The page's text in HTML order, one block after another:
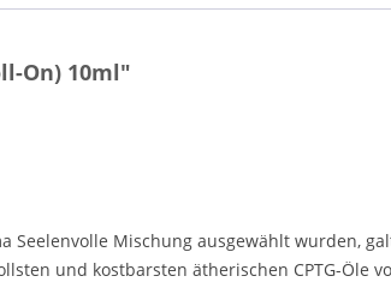
On) 10ml"
Seelenvolle Mischung ausgewählt wurden,
und kostbarsten ätherischen CPTG-Öle